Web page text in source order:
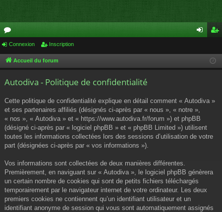
or
u cri
Connexion Inscription
Accueil du forum
Autodiva - Politique de confidentialité
Cette politique de confidentialité explique en détail comment « Autodiva »
et ses partenaires affiliés (désignés ci-après par « nous », « notre »,
« nos », « Autodiva » et « https://www.autodiva.fr/forum ») et phpBB
(désigné ci-après par « logiciel phpBB » et « phpBB Limited ») utilisent
toutes les informations collectées lors des sessions d’utilisation de votre
part (désignées ci-après par « vos informations »).
Vos informations sont collectées de deux manières différentes.
Premièrement, en naviguant sur « Autodiva », le logiciel phpBB génèrera
un certain nombre de cookies qui sont de petits fichiers téléchargés
temporairement par le navigateur internet de votre ordinateur. Les deux
premiers cookies ne contiennent qu’un identifiant utilisateur et un
identifiant anonyme de session qui vous sont automatiquement assignés